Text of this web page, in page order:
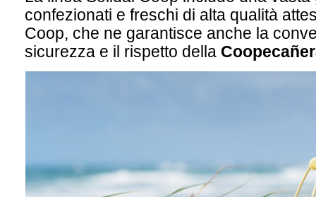
confezionati e freschi di alta qualità
Coop, che ne garantisce anche la
sicurezza e il rispetto della